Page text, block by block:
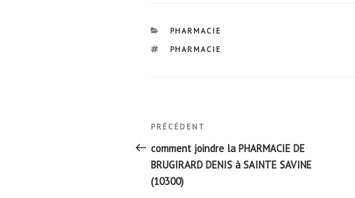
CATÉGORIES
PHARMACIE
ÉTIQUETTES
PHARMACIE
Navigation
de
l’article
Article
précédent
PRÉCÉDENT
comment joindre la PHARMACIE DE
BRUGIRARD DENIS à SAINTE SAVINE
(10300)